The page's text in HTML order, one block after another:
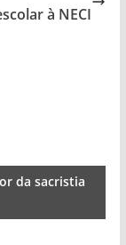
à NECI
da sacristia